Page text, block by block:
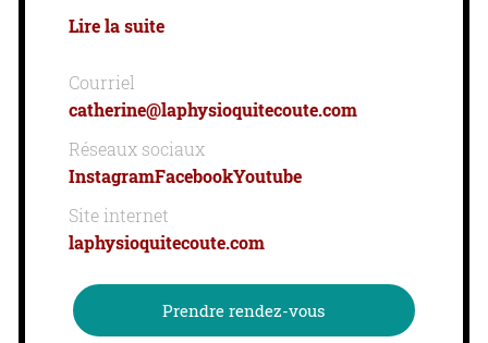
Lire la suite
Courriel
catherine@laphysioquitecoute.com
Réseaux sociaux
InstagramFacebookYoutube
Site internet
laphysioquitecoute.com
Prendre rendez-vous